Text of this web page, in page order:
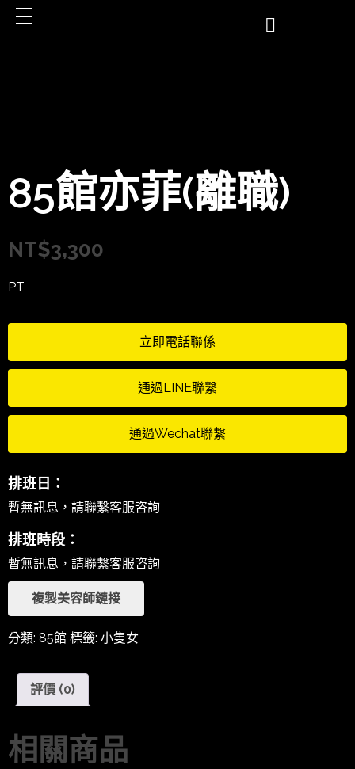
85館亦菲(離職)
NT$3,300
PT
立即電話聯係
通過LINE聯繫
通過Wechat聯繫
排班日：
暫無訊息，請聯繫客服咨詢
排班時段：
暫無訊息，請聯繫客服咨詢
複製美容師鏈接
分類: 85館 標籤: 小隻女
評價 (0)
相關商品